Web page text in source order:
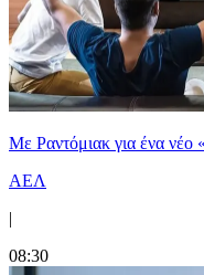
Με Ραντόμιακ για ένα
ΑΕΛ
|
08:30